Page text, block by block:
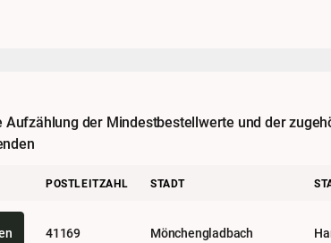
Aufzählung der Mindestbestellwerte und der
POSTLEITZAHL STADT
41169 Mönchengladbach